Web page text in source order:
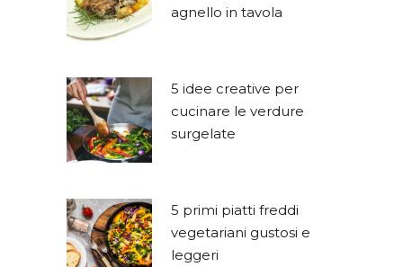
agnello in tavola
5 idee creative per
cucinare le verdure
surgelate
5 primi piatti freddi
vegetariani gustosi e
leggeri